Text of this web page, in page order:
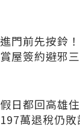
進門前先按鈴
賞屋簽約避邪
假日都回高雄
197萬退稅仍敗